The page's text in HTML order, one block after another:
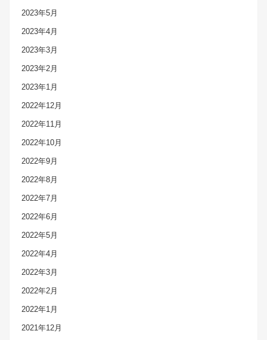
2023年5月
2023年4月
2023年3月
2023年2月
2023年1月
2022年12月
2022年11月
2022年10月
2022年9月
2022年8月
2022年7月
2022年6月
2022年5月
2022年4月
2022年3月
2022年2月
2022年1月
2021年12月